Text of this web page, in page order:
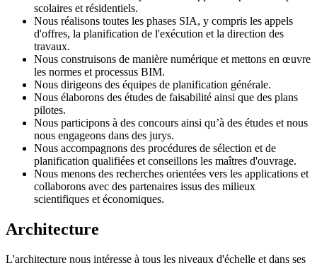
scolaires et résidentiels.
Nous réalisons toutes les phases SIA, y compris les appels
d'offres, la planification de l'exécution et la direction des
travaux.
Nous construisons de manière numérique et mettons en œuvre
les normes et processus BIM.
Nous dirigeons des équipes de planification générale.
Nous élaborons des études de faisabilité ainsi que des plans
pilotes.
Nous participons à des concours ainsi qu’à des études et nous
nous engageons dans des jurys.
Nous accompagnons des procédures de sélection et de
planification qualifiées et conseillons les maîtres d'ouvrage.
Nous menons des recherches orientées vers les applications et
collaborons avec des partenaires issus des milieux
scientifiques et économiques.
Architecture
L'architecture nous intéresse à tous les niveaux d'échelle et dans ses